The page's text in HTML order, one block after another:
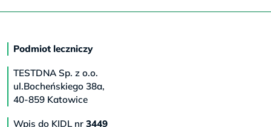
Podmiot leczniczy
TESTDNA Sp. z o.o.
ul.Bocheńskiego 38a,
40-859 Katowice
Wpis do KIDL nr 3449